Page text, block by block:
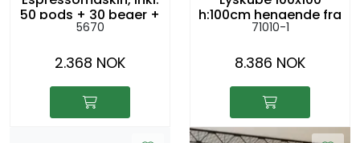
50 pods + 30 beger +
tilbehørspakke
5670
2.368 NOK
h:100cm hengende fra
tak
71010-1
8.386 NOK